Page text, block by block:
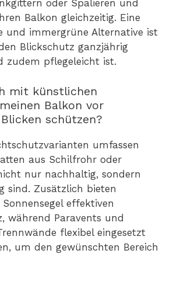
oder Spalieren und
Balkon gleichzeitig. Eine
und immergrüne Alternative ist
Blickschutz ganzjährig
zudem pflegeleicht ist.
mit künstlichen
Balkon vor
schützen?
umfassen
aus Schilfrohr oder
nur nachhaltig, sondern
sind. Zusätzlich bieten
effektiven
während Paravents und
flexibel eingesetzt
um den gewünschten Bereich